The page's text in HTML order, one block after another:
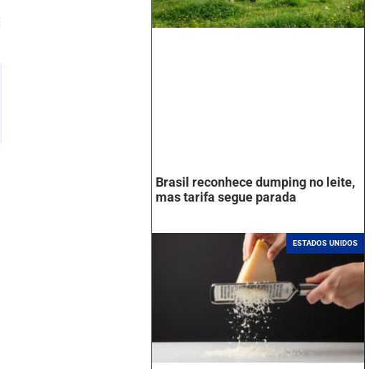
Brasil reconhece dumping no leite,
mas tarifa segue parada
ESTADOS UNIDOS